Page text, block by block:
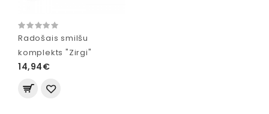
Radošais smilšu
komplekts "Zirgi"
14,94€